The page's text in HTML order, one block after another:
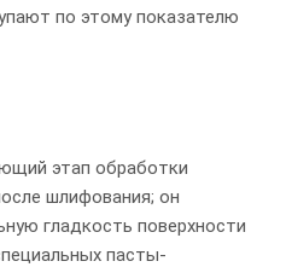
по этому показателю
этап обработки
шлифования; он
гладкость поверхности
пасты-